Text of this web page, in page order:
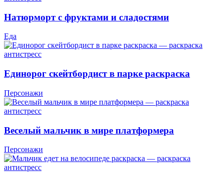
Натюрморт с фруктами и сладостями
Еда
Единорог скейтбордист в парке раскраска
Персонажи
Веселый мальчик в мире платформера
Персонажи